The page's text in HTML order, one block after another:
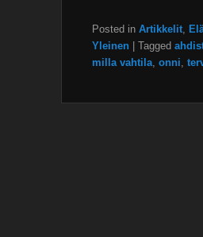
Posted in Artikkelit
Yleinen
Tagged
milla vahtila onni